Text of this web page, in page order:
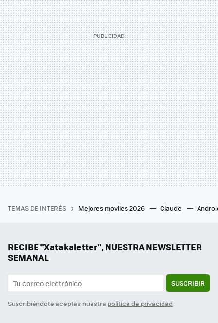
TEMAS DE INTERÉS Mejores moviles 2026 Claude
RECIBE "Xatakaletter", NUESTRA NEWSLETTER
SEMANAL
SUSCRIBIR
Suscribiéndote aceptas nuestra política de privacidad